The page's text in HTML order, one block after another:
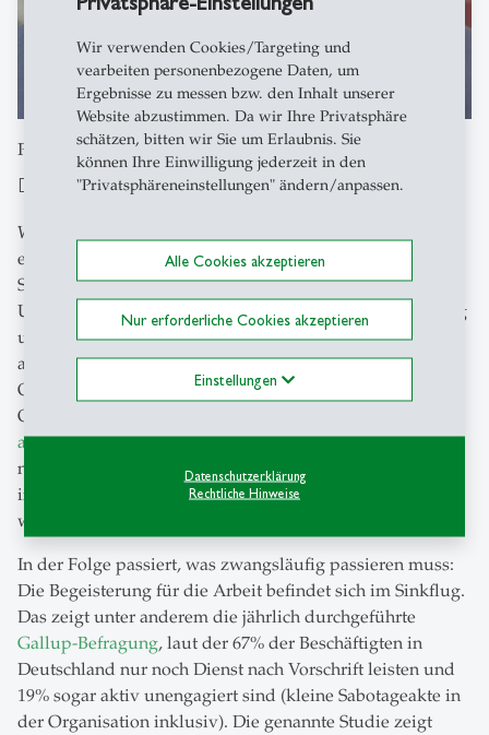
Wir verwenden Cookies/Targeting und
vearbeiten personenbezogene Daten, um
Ergebnisse zu messen bzw. den Inhalt unserer
Website abzustimmen. Da wir Ihre Privatsphäre
schätzen, bitten wir Sie um Erlaubnis. Sie
können Ihre Einwilligung jederzeit in den
"Privatsphäreneinstellungen" ändern/anpassen.
Alle Cookies akzeptieren
Nur erforderliche Cookies akzeptieren
Einstellungen
Datenschutzerklärung
Rechtliche Hinweise
Prof. Dr. Thomas Beschorner
Die Begeisterung für die Arbeit ist im Sinkflug
Wir verbringen einen Grossteil unserer wachen Zeit im
erwerbsfähigen Alter mit bezahlter Arbeit.
Schätzungsweise 85'000 Stunden im Laufe eines Lebens.
Unser Arbeitsleben prägt also auch Verhalten, Einstellung
und Persönlichkeit. Es ist wahrlich keine neue Erkenntnis
aus den Arbeitswissenschaften und der
Organisationsforschung, dass aktuelle Formen der
Organisation von Arbeit zu zunehmenden
am Arbeitsplatzgeführt haben, die ihrerseits massive
negativen Konsequenzen haben: Mitarbeitende verfügen
immer weniger über die positiven Ressourcen, die sie
widerstandsfähig, offen und kreativ halten.
In der Folge passiert, was zwangsläufig passieren muss:
Die Begeisterung für die Arbeit befindet sich im Sinkflug.
Das zeigt unter anderem die jährlich durchgeführte
Gallup-Befragung, laut der 67% der Beschäftigten in
Deutschland nur noch Dienst nach Vorschrift leisten und
19% sogar aktiv unengagiert sind (kleine Sabotageakte in
der Organisation inklusiv). Die genannte Studie zeigt